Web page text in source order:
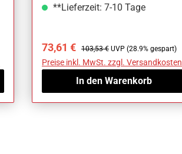
**Lieferzeit: 7-10 Tage
Verkaufspreis:
73,61 € Regulärer Preis:
103,53 € UVP (28.9% gespart)
Preise inkl. MwSt. zzgl. Versandkosten
In den Warenkorb